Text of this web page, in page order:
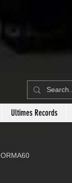
Ultimes Records
ORMA60